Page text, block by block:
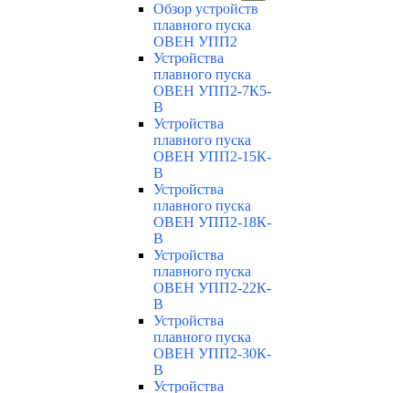
Обзор устройств
плавного пуска
ОВЕН УПП2
Устройства
плавного пуска
ОВЕН УПП2-7К5-
В
Устройства
плавного пуска
ОВЕН УПП2-15К-
В
Устройства
плавного пуска
ОВЕН УПП2-18К-
В
Устройства
плавного пуска
ОВЕН УПП2-22К-
В
Устройства
плавного пуска
ОВЕН УПП2-30К-
В
Устройства